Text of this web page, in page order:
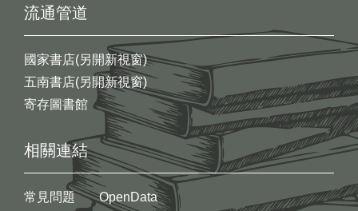
流通管道
國家書店(另開新視窗)
五南書店(另開新視窗)
寄存圖書館
相關連結
常見問題
OpenData